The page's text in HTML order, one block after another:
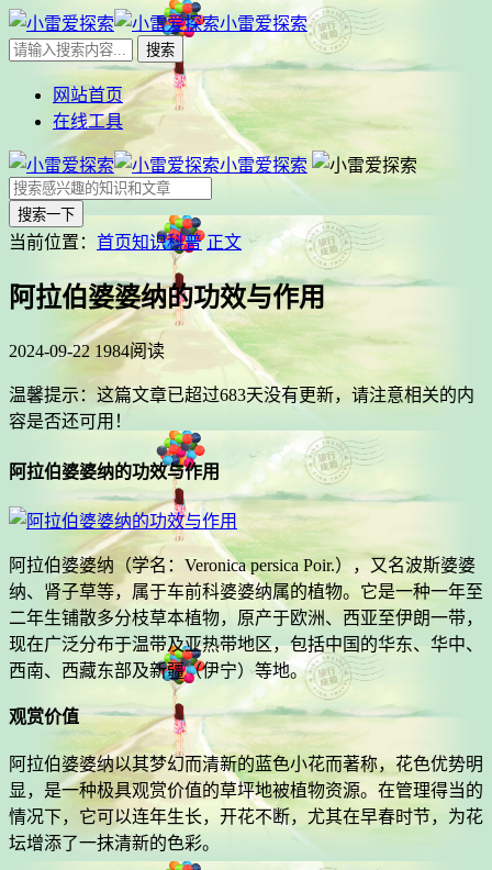
小雷爱探索
网站首页
在线工具
小雷爱探索
搜索一下
当前位置： 首页知识科普 正文
阿拉伯婆婆纳的功效与作用
2024-09-22 1984阅读
温馨提示：这篇文章已超过683天没有更新，请注意相关的内
容是否还可用！
阿拉伯婆婆纳的功效与作用
阿拉伯婆婆纳（学名：Veronica persica Poir.），又名波斯婆婆
纳、肾子草等，属于车前科婆婆纳属的植物。它是一种一年至
二年生铺散多分枝草本植物，原产于欧洲、西亚至伊朗一带，
现在广泛分布于温带及亚热带地区，包括中国的华东、华中、
西南、西藏东部及新疆（伊宁）等地。
观赏价值
阿拉伯婆婆纳以其梦幻而清新的蓝色小花而著称，花色优势明
显，是一种极具观赏价值的草坪地被植物资源。在管理得当的
情况下，它可以连年生长，开花不断，尤其在早春时节，为花
坛增添了一抹清新的色彩。